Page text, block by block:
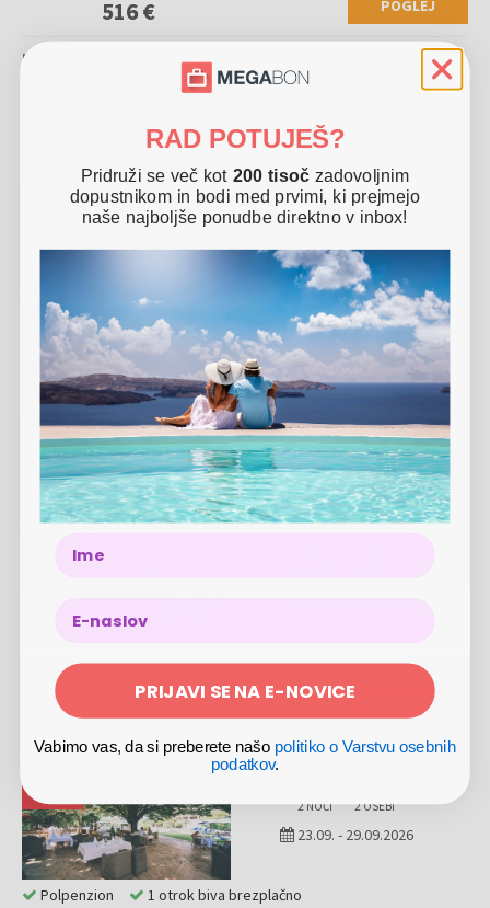
516 € POGLEJ
Hotel Rivijera - Družinski oddih v Petrovcu
30.09.-
312 €
265 €
Polpenzion 1 otrok biva brezplačno
Hotel Rivijera - Konec poletja v Petrovcu
15% 2 OSEBI
29.09.2026
383 €
325 € POGLEJ
Polpenzion 1 otrok biva brezplačno
Hotel Rivijera - Družinski oddih v Petrovcu
216 €
183 € POGLEJ
Polpenzion 1 otrok biva brezplačno
Hotel Rivijera - Konec poletja v Petrovcu
- 2 NOČI 2 OSEBI
23.09. - 29.09.2026
Polpenzion 1 otrok biva brezplačno
RAD POTUJEŠ?
Pridruži se več kot 200 tisoč zadovoljnim
dopustnikom in bodi med prvimi, ki prejmejo
naše najboljše ponudbe direktno v inbox!
Name
PRIJAVI SE NA E-NOVICE
Vabimo vas, da si preberete našo politiko o Varstvu osebnih
podatkov.